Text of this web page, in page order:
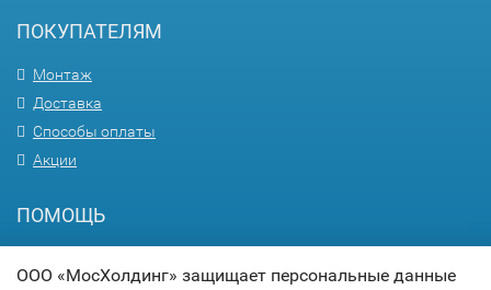
ПОКУПАТЕЛЯМ
Монтаж
Доставка
Способы оплаты
Акции
ПОМОЩЬ
ООО «МосХолдинг» защищает персональные данные